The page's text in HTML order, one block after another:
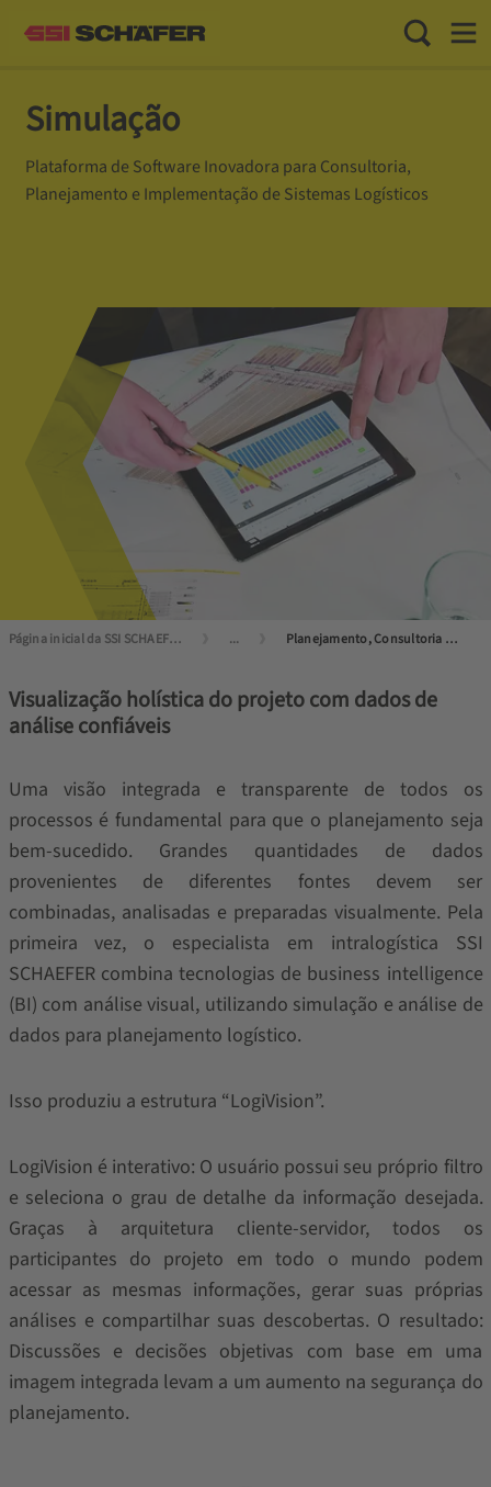
Toggle
Simulação
Plataforma de Software Inovadora para Consultoria,
Planejamento e Implementação de Sistemas Logísticos
Página inicial da SSI SCHAEFER ... Planejamento, Consultoria e Simulação
Visualização holística do projeto com dados de
análise confiáveis
Uma visão integrada e transparente de todos os
processos é fundamental para que o planejamento seja
bem-sucedido. Grandes quantidades de dados
provenientes de diferentes fontes devem ser
combinadas, analisadas e preparadas visualmente. Pela
primeira vez, o especialista em intralogística SSI
SCHAEFER combina tecnologias de business intelligence
(BI) com análise visual, utilizando simulação e análise de
dados para planejamento logístico.
Isso produziu a estrutura “LogiVision”.
LogiVision é interativo: O usuário possui seu próprio filtro
e seleciona o grau de detalhe da informação desejada.
Graças à arquitetura cliente-servidor, todos os
participantes do projeto em todo o mundo podem
acessar as mesmas informações, gerar suas próprias
análises e compartilhar suas descobertas. O resultado:
Discussões e decisões objetivas com base em uma
imagem integrada levam a um aumento na segurança do
planejamento.